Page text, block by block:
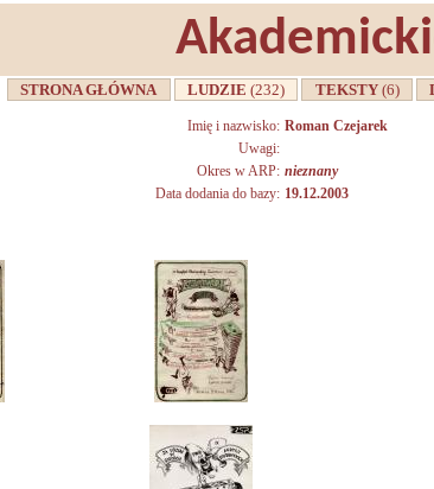
STRONA GŁÓWNA LUDZIE(232) TEKSTY (6)
Imię i nazwisko: Roman Czejarek
Uwagi:
Okres w ARP: nieznany
Data dodania do bazy: 19.12.2003